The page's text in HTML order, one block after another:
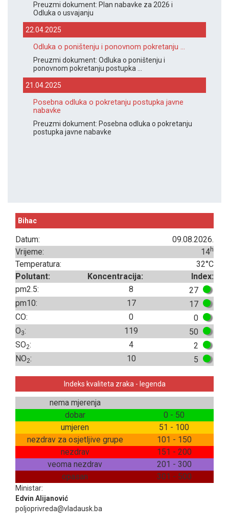
Preuzmi dokument: Plan nabavke za 2026 i
Odluka o usvajanju
22.04.2025
Odluka o poništenju i ponovnom pokretanju ...
Preuzmi dokument: Odluka o poništenju i
ponovnom pokretanju postupka ...
21.04.2025
Posebna odluka o pokretanju postupka javne
nabavke
Preuzmi dokument: Posebna odluka o pokretanju
postupka javne nabavke
Bihac
Datum:
09.08.2026.
Vrijeme:
14h
Temperatura:
32°C
Polutant:
Koncentracija:
Index:
pm2.5:
8
27
pm10:
17
17
CO:
0
0
O3: 119
50
SO2: 4
2
NO2: 10 5
Indeks kvaliteta zraka - legenda
nema mjerenja
dobar
0 - 50
umjeren
51 - 100
nezdrav za osjetljive grupe
101 - 150
nezdrav
151 - 200
veoma nezdrav
201 - 300
opasan
301 - 500
Ministar:
Edvin Alijanović
poljoprivreda@vladausk.ba